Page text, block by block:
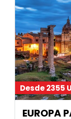
Desde 2355
EUROPA